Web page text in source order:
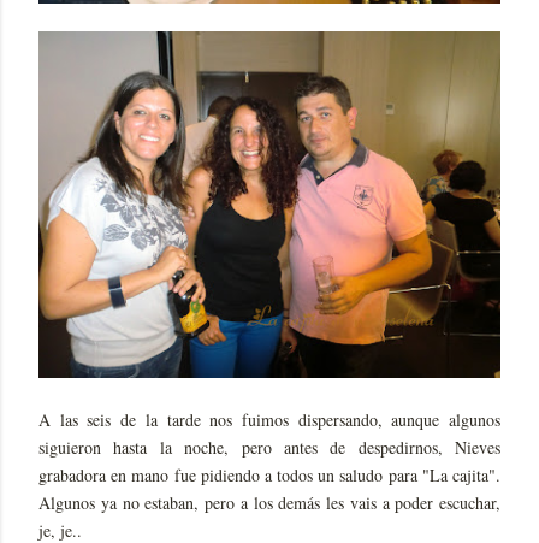
A las seis de la tarde nos fuimos dispersando, aunque algunos
siguieron hasta la noche, pero antes de despedirnos, Nieves
grabadora en mano fue pidiendo a todos un saludo para "La cajita".
Algunos ya no estaban, pero a los demás les vais a poder escuchar,
je, je..